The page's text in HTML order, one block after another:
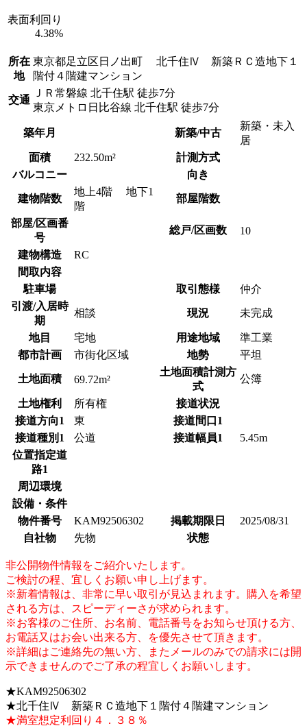
表面利回り
4.38%
所在
地
東京都足立区日ノ出町 北千住Ⅳ 新築ＲＣ造地下１
階付４階建マンション
交通
ＪＲ常磐線 北千住駅 徒歩7分
東京メトロ日比谷線 北千住駅 徒歩7分
築年月 新築/中古
新築・未入
居
面積
232.50m²
計測方式
バルコニー
向き
建物階数
地上4階 地下1
階
部屋階数
部屋/区画番
号
総戸/区画数 10
建物構造
RC
間取内容
駐車場
取引態様
仲介
引渡/入居時
期
相談 現況 未完成
地目 宅地 用途地域
準工業
都市計画
市街化区域 地勢 平坦
土地面積 69.72m²
土地面積計測方
式
公簿
土地権利 所有権
接道状況
接道方向1
東
接道間口1
接道種別1
公道 接道幅員1
5.45m
位置指定道
路1
周辺環境
設備・条件
物件番号
KAM92506302 掲載期限日
2025/08/31
自社物
先物 状態
非公開物件情報をご紹介いたします。
ご検討の程、宜しくお願い申し上げます。
※新着情報は、非常に早い取引が見込まれます。購入を希望
される方は、スピーディーさが求められます。
※お客様のご住所、お名前、電話番号をお知らせ頂ける方、
お電話又はお会い出来る方、を優先させて頂きます。
※詳細はご連絡先の無い方、またメールのみでの請求には開
示できませんのでご了承の程宜しくお願いします。
★KAM92506302
★北千住Ⅳ 新築ＲＣ造地下１階付４階建マンション
★満室想定利回り４．３８％